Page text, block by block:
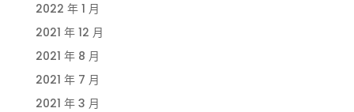
2022 年 1 月
2021 年 12 月
2021 年 8 月
2021 年 7 月
2021 年 3 月